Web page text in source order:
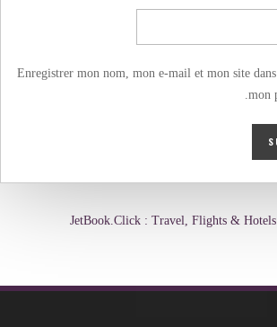
Enregistrer mon nom, mon e-mail et mon site
mon
JetBook.Click : Travel, Flights & Hotels